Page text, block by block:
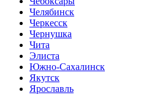
Челябинск
Черкесск
Чернушка
Чита
Элиста
Южно-Сахалинск
Якутск
Ярославль